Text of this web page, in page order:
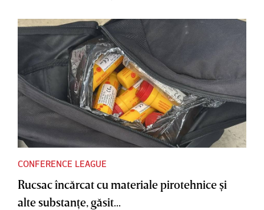
CONFERENCE LEAGUE
Rucsac încărcat cu materiale pirotehnice şi
alte substanţe, găsit...